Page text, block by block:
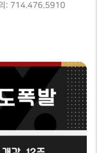
의: 714.476.5910